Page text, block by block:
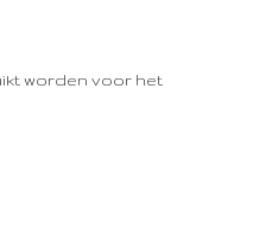
worden voor het